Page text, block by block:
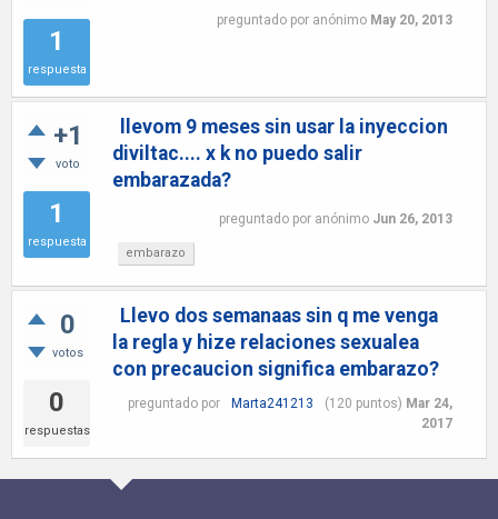
1
respuesta
preguntado por anónimo May 20, 2013
+1
voto
1
respuesta
llevom 9 meses sin usar la inyeccion
diviltac.... x k no puedo salir
embarazada?
preguntado por anónimo Jun 26, 2013
embarazo
0
votos
0
respuestas
Llevo dos semanaas sin q me venga
la regla y hize relaciones sexualea
con precaucion significa embarazo?
preguntado por Marta241213 (120 puntos) Mar 24,
2017